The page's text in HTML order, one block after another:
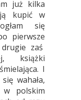
już kilka
ją kupić w
się
pierwsze
zaś
książki
I
wahała,
w polskim